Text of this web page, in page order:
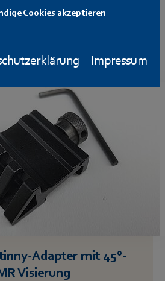
Cookies akzeptieren
Impressum
Weaver-/Picatinny-
Adapter mit 45°-
Visierung